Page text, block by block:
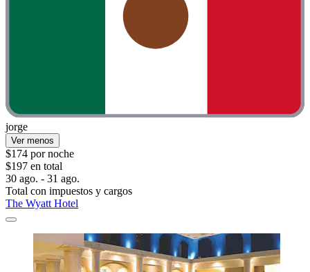
jorge
Ver menos
$174 por noche
$197 en total
30 ago. - 31 ago.
Total con impuestos y cargos
The Wyatt Hotel